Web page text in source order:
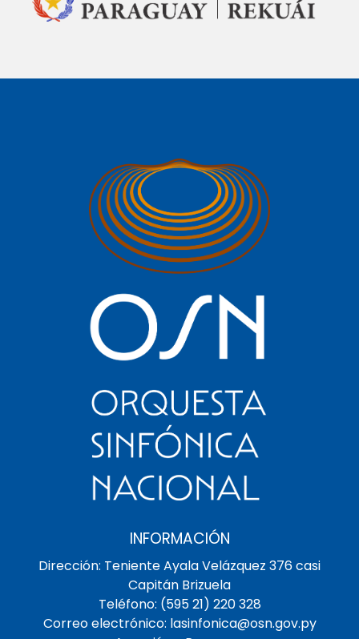
INFORMACIÓN
Dirección: Teniente Ayala Velázquez 376 casi
Capitán Brizuela
Teléfono: (595 21) 220 328
Correo electrónico: lasinfonica@osn.gov.py